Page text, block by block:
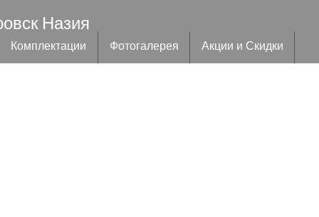
Назия
Комплектации Фотогалерея Акции и Скидки